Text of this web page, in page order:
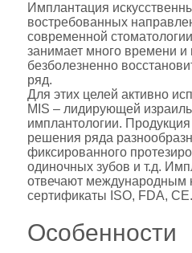
Имплантация
востребованных
современной
занимает много времени и
безболезненно
ряд.
Для этих целей активно
MIS – лидирующей
имплантологии.
решения ряда
фиксированного
одиночных зубов и т.д.
отвечают международным
сертификаты ISO, FDA, CE.
Особенности